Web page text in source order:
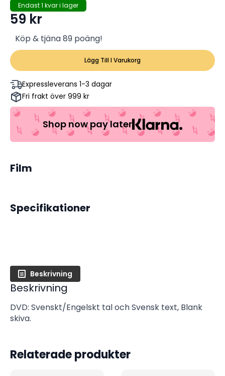
Endast 1 kvar i lager
59 kr
Köp & tjäna 89 poäng!
Lägg Till I Varukorg
Expressleverans 1-3 dagar
Fri frakt över 999 kr
Shop now pay later
Film
Specifikationer
Beskrivning
Beskrivning
DVD: Svenskt/Engelskt tal och Svensk text, Blank
skiva.
Relaterade produkter